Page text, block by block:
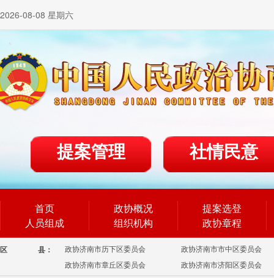
2026-08-08 星期六
提案管理 社情民意
首页
人员组成
政协概况
组织机构
提案选登
政协章程
区 县： 政协济南市历下区委员会
政协济南市市中区委员会
政协济南市章丘区委员会
政协济南市济阳区委员会